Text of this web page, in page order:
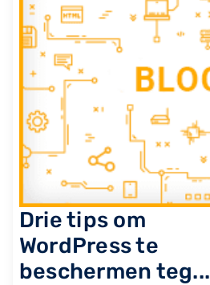
Drie tips om
WordPress te
beschermen teg...